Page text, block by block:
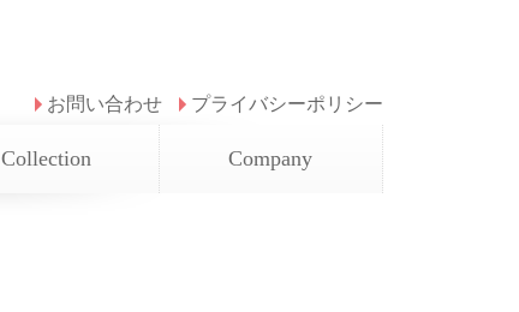
お問い合わせ プライバシーポリシー
Collection Company